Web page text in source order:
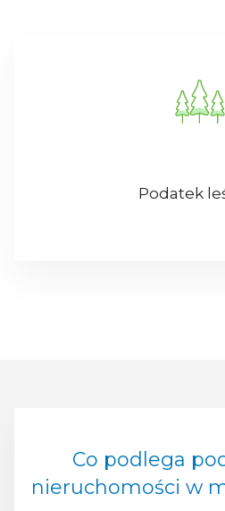
Podatek
Co podlega
nieruchomości w